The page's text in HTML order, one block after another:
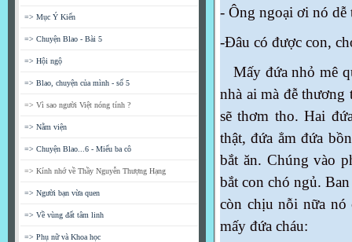
=> Mục Ý Kiến
=> Chuyện Blao - Bài 5
=> Hội ngộ
=> Blao, chuyện của mình - số 5
=> Vì sao người Việt nóng tính ?
=> Nằm viện
=> Chuyện Blao...6 - Miếu ba cô
=> Kính nhớ về Thầy Nguyễn Thượng Hạng
=> Người bạn vừa quen
=> Về vùng đất tâm linh
=> Phụ nữ và Khoa học
- Ông ngoại ơi nó dễ
-Đâu có được con,
Mấy đứa nhỏ mê
nhà ai mà đễ
sẽ thơm tho. Hai
thật, đứa ẳm đứa
bắt ăn. Chúng vào
bắt con chó ngủ.
còn chịu nỗi nữa nó
mấy đứa cháu: